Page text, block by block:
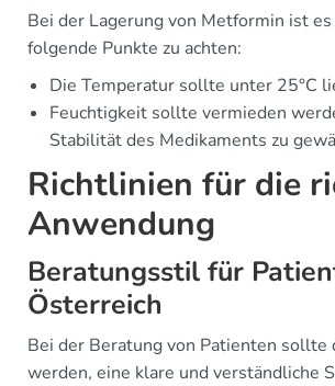
Bei der Lagerung von Metformin ist
folgende Punkte zu achten:
Die Temperatur sollte unter 25°C
Feuchtigkeit sollte vermieden
Stabilität des Medikaments zu
Richtlinien für die
Anwendung
Beratungsstil für
Österreich
Bei der Beratung von Patienten sollte
werden, eine klare und verständliche